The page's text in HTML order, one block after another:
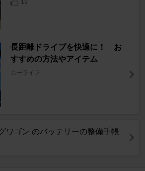
19
長距離ドライブを快適に！ お
すすめの方法やアイテム
カーライフ
ワゴン のバッテリーの整備手帳